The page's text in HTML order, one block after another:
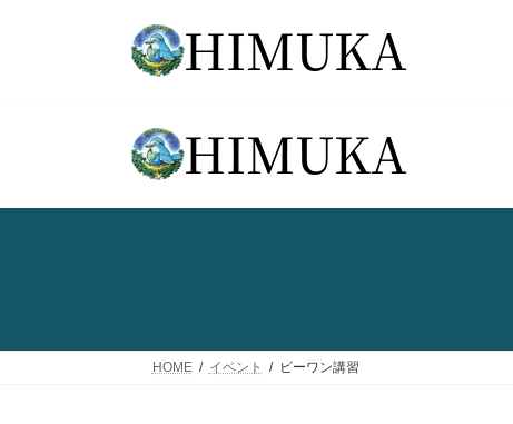
HOME イベント ビーワン講習